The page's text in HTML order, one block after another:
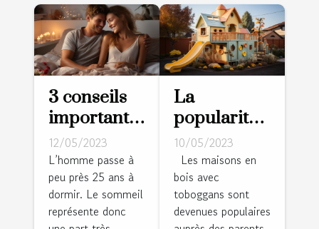
3 conseils
importants
pour bien
choisir son
matelas
12/05/2023
L’homme passe à
peu près 25 ans à
dormir. Le sommeil
représente donc
La
popularité
des
maisons en
bois avec
toboggans :
une
10/05/2023
Les maisons en
bois avec
toboggans sont
devenues populaires